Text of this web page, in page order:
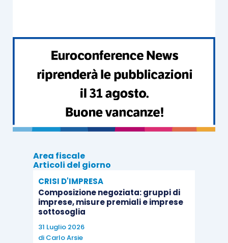
Non di rado, le prestazioni rese dal fornitore
esterno, che sia un professionista o un centro di
elaborazioni contabile, sono quasi
interamente
sostitutive del sistema di controllo interno
dell’impresa; in questa circostanza, la
controlli del revisorepotrà sostanziarsi
maggiormente in termini diprocedure di
Quando, invece, le prestazioni del fornitore
esternonon sono interamente sostitutive del
sistema di controllo interno dell’impresa
procedure di revisione potranno più
ragionevolmente sostanziarsi in
Area fiscale
Articoli del giorno
CRISI D'IMPRESA
Composizione negoziata: gruppi di
imprese, misure premiali e imprese
sottosoglia
31 Luglio 2026
di Carlo Arsie